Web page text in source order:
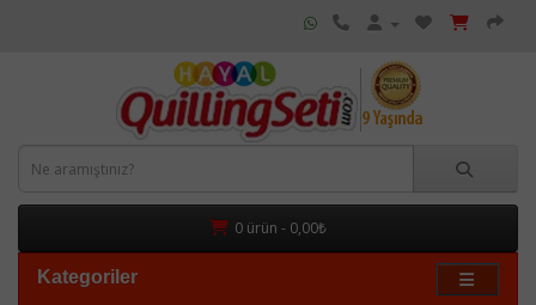
0 ürün - 0,00₺
Kategoriler